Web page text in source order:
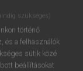
szükséges)
történő
és a felhasználók
sütik közé
beállításokat